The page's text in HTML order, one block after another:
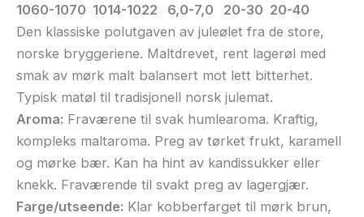
1060-1070 1014-1022 6,0-7,0 20-30 20-40
Den klassiske polutgaven av juleølet fra de store,
norske bryggeriene. Maltdrevet, rent lagerøl med
smak av mørk malt balansert mot lett bitterhet.
Typisk matøl til tradisjonell norsk julemat.
Aroma: Fraværene til svak humlearoma. Kraftig,
kompleks maltaroma. Preg av tørket frukt, karamell
og mørke bær. Kan ha hint av kandissukker eller
knekk. Fraværende til svakt preg av lagergjær.
Farge/utseende: Klar kobberfarget til mørk brun,